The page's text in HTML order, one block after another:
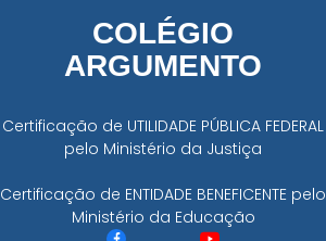
COLÉGIO
ARGUMENTO
Certificação de UTILIDADE PÚBLICA FEDERAL
pelo Ministério da Justiça
Certificação de ENTIDADE BENEFICENTE pelo
Ministério da Educação